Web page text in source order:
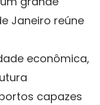
Janeiro reúne
econômica,
capazes